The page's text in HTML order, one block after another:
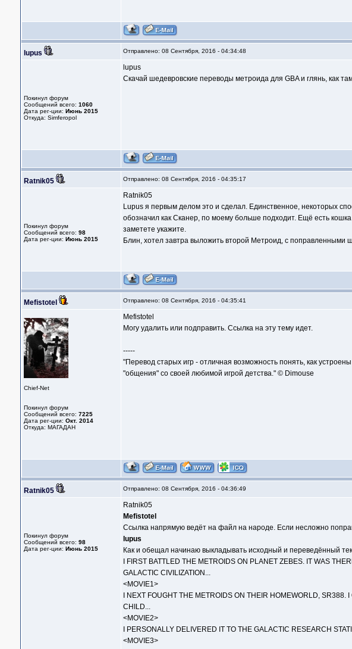
lupus Отправлено: 08 Сентября, 2016 - 04:34:48
Покинул форум
Сообщений всего: 1060
Дата рег-ции: Июнь 2015
Откуда: Simferopol
lupus
Скачай шедевровские переводы метроида для GBA и глянь, как
Ratnik05 Отправлено: 08 Сентября, 2016 - 04:35:17
Покинул форум
Сообщений всего: 98
Дата рег-ции: Июнь 2015
Ratnik05
Lupus я первым делом это и сделал. Единственное, некоторых
обозначил как Сканер, по моему больше подходит. Ещё есть
заметете укажите.
Блин, хотел завтра выложить второй Метроид, с поправленными
Mefistotel Отправлено: 08 Сентября, 2016 - 04:35:41
Chief-Net
Покинул форум
Сообщений всего: 7225
Дата рег-ции: Окт. 2014
Откуда: МАГАДАН
Mefistotel
Могу удалить или подправить. Ссылка на эту тему идет.
-----
"Перевод старых игр - отличная возможность понять, как
"общения" со своей любимой игрой детства." © Dimouse
Ratnik05 Отправлено: 08 Сентября, 2016 - 04:36:49
Покинул форум
Сообщений всего: 98
Дата рег-ции: Июнь 2015
Ratnik05
Mefistotel
Ссылка напрямую ведёт на файл на народе. Если несложно
lupus
Как и обещал начинаю выкладывать исходный и переведённый
I FIRST BATTLED THE METROIDS ON PLANET ZEBES. IT WAS
GALACTIC CIVILIZATION...
<MOVIE1>
I NEXT FOUGHT THE METROIDS ON THEIR HOMEWORLD,
CHILD...
<MOVIE2>
I PERSONALLY DELIVERED IT TO THE GALACTIC RESEARCH
<MOVIE3>